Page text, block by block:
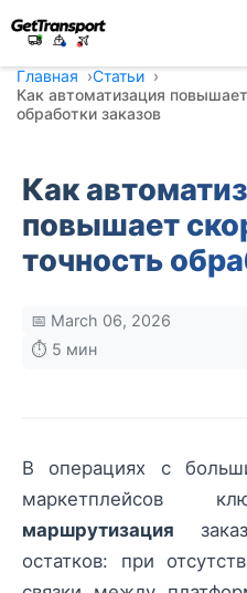
Главная
Статьи
Как автоматизация
обработки заказов
Как
повышает
точность
📅 March 06, 2026
⏱️ 5 мин
В операциях с
маркетплейсов
маршрутизация
остатков: при